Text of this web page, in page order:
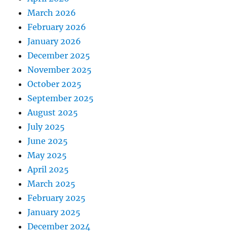
March 2026
February 2026
January 2026
December 2025
November 2025
October 2025
September 2025
August 2025
July 2025
June 2025
May 2025
April 2025
March 2025
February 2025
January 2025
December 2024